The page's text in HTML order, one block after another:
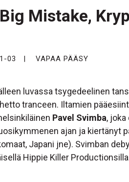
Mistake,
03 VAPAA PÄÄSY
luvassa tsygedeelinen
tranceen. Iltamien
Pavel Svimba,
ajan ja kiertänyt
Japani jne). Svimban
Hippie Killer